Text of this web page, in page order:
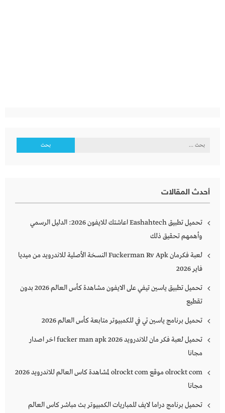
البحث
أحدث المقالات
تحميل تطبيق Eashahtech اعاشتك للايفون 2026: الدليل الرسمي
وأهمهم تحقيق ذلك
لعبة فكرمان Fuckerman Rv Apk النسخة الأصلية للاندرويد من ميديا
فاير 2026
تحميل تطبيق ياسين تيفي على الايفون مشاهدة كأس العالم 2026 بدون
تقطيع
تحميل برنامج ياسين تي في للكمبيوتر متابعة كأس العالم 2026
تحميل لعبة فكر مان للاندرويد 2026 fucker man apk اخر اصدار
مجانا
olrockt com موقع olrockt com لمشاهدة كاس العالم للاندرويد 2026
مجانا
تحميل برنامج دراما لايف للمباريات الكمبيوتر بث مباشر كاس العالم